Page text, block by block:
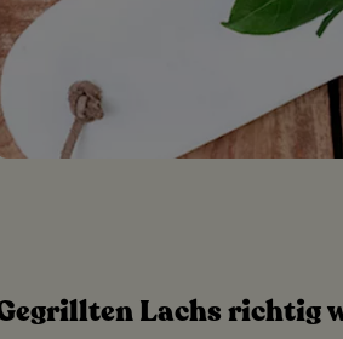
Lachs richtig